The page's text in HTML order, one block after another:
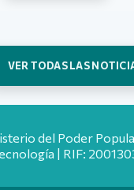
VER TODAS LAS
del Poder
| RIF: